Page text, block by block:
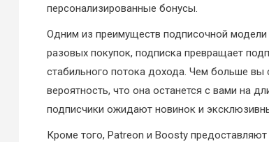
персонализированные бонусы.
Одним из преимуществ подписочной модели
разовых покупок, подписка превращает
стабильного потока дохода. Чем больше вы
вероятность, что она останется с вами на
подписчики ожидают новинок и
Кроме того, Patreon и Boosty